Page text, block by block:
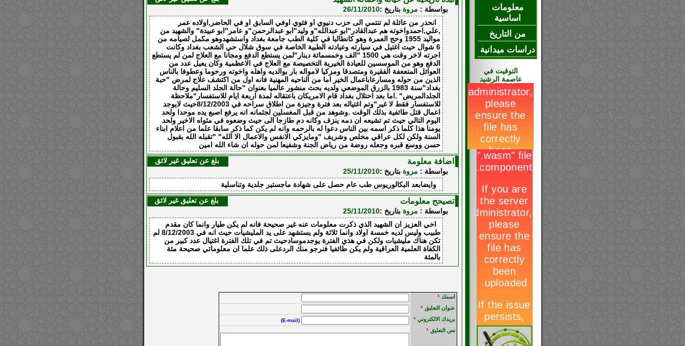
معلومات
اساسية
من التاريخ
دراسات ميدانية
التوقيت في
عاصمة الرشيد
بواسطة : مروة بتاريخ :26/11/2010
انحدر من عائلة لم تنتمي الى حزب دنيوي او فئوي اوفي السابق او في الحاضر,اولاده عمر
,علي,احمدواخوته هم عبدالقادر"ابو عبدالله"و وليد"ابو عبدالرحمن"و عامر"ابو عبيدة" والشهيد من
مواليد 1955 وحج العمرة وهو كانطالبا في كلية الطب جامعة بغداد واستشهدوهو مكمل لصيامه من
6 شوال حيث اغتيل في سيارته وعيادته الطبية الخاصة في سوق شلال حي الشعب بغداد وكانت
اجرته لاخر وقت هي 1500 "الف وخمسمائة دينار"لمن يستطع الدفع ومجانا مع العلاج لمن لم يستطع
الدفع وهو من الموسسين للعيادة الخيرية التخصيصة مع العلاج في الاعظمية وكان يعيل عدد من
العوائل المتععفة الفقيرة ومتصدقا ومزكيا لامواله بار بوالديه واهله واخوته ورحوما وعطوفا بالناس
الذين من حوله ومسارعاباعمال الخير اما من الناحيه المهنية فانه اول من اكتشف علاج لمرض "حبة
بغداد"سنة 1983 بالزرق الموضعي ولديه بحث منشور عالميا بعنوان "حالة الجلد السليم وحالة
الجلدالمريض" .اما بعد احتلال بغداد قام الامريكان باعتقاله لمدة اربعة ايام للاستفسار"ملاحظة
للاستفسار فقط لا غير"وتم اغتياله بعد فترة وجيزة من اطلاق سراحه في 8/12/2003حيث لايوجد
اعمال قتل طائفية بذلك الوقت .وشوهد من قبل المغسلين لجثمانه انه يرفع اصبع يده موحدا ولحد
اليوم التالي حيث تم تشيعه ان دمه ينزف وكانه دم طازجا الى حيث وضعوه في مثواه الاخير ولحد
يومنا هذا كلما ذكر اسمه بين الناس دعوا له بالرحمه وانه لم يكن كما ذكر سابقا علما من اعلام ابناء
السنة ولكن لكل عراقي مخلص وشريف "ومايزكي الانفس والاعمال الا الله" "تقبله الله بقبول
حسن ووسع قبره وجعله روضة من رياض الجنة وشفيعا لمن حوله ان شاء الله امين
اضافة معلومة
بلغ عن تعليق غير لائق
بواسطة : مروة بتاريخ :25/11/2010
وايضابعد البكالوريوس طب عام حصل على شهادة ماجستير جلدية وتناسلية
تصيحح معلومات
بلغ عن تعليق غير لائق
بواسطة : مروة بتاريخ :25/11/2010
اخي العزيز ان الشهيد الذي ذكرت معلومات عنه غير صحيحة فانه لم يكن طيار وانما كان مقدم
طبيب وليس لديه خمسة اولاد وانما ثلاثة ولم يستشهد على يد المليشيات حيث انه في 8/12/2003 لم
تكن هناك مليشيات ولكن في هذي الفترة يوجدموسادحيث تم في تلك الفترة اغتيال عدد كبير من
الكفاة العلمية العراقية ولم يكن طائفيا فنرجو منك الردعلى ذلك علما ان معلوماتي صحيحة مئة
بالمئة
اسمك *
عنوان التعليق *
بريدك الالكتروني *
(E-mail)
نص التعليق *